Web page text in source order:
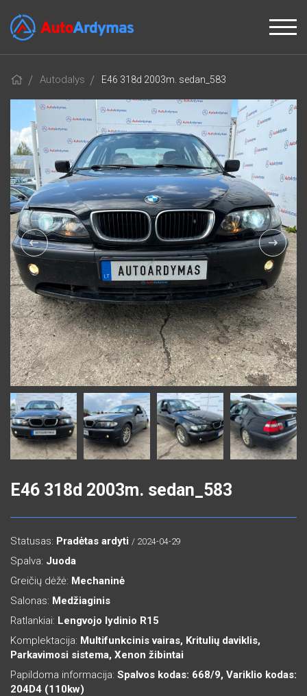
Autodalys E46 318d 2003m. sedan_583
E46 318d 2003m. sedan_583
Statusas: Pradėtas ardyti / 2024-04-29
Spalva: Juoda
Greičių dėžė: Mechaninė
Salonas: Medžiaginis
Ratlankiai: Lengvojo lydinio R15
Komplektacija: Multifunkcinis vairas, Kritulių daviklis,
Parkavimosi sistema, Xenon žibintai
Papildoma informacija: Spalvos kodas: 668/9, Variklio kodas:
204D4 (110kw)